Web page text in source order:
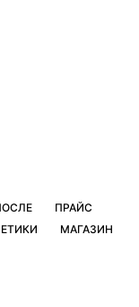
ПРАЙС
МАГАЗИН